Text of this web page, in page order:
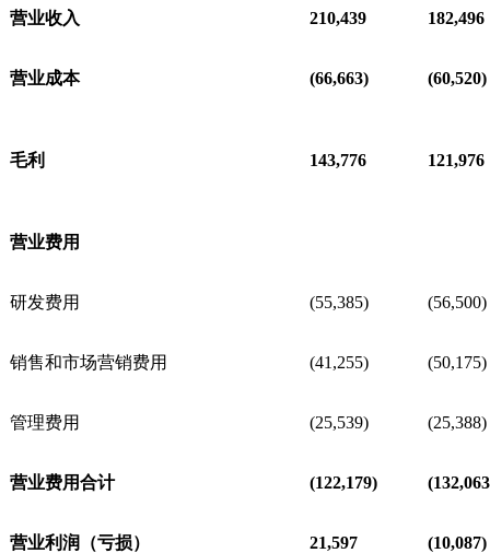
营业收入 210,439 182,496
营业成本 (66,663) (60,520)
毛利 143,776 121,976
营业费用
研发费用 (55,385) (56,500)
销售和市场营销费用 (41,255) (50,175)
管理费用 (25,539) (25,388)
营业费用合计 (122,179)
营业利润（亏损） 21,597 (10,087)